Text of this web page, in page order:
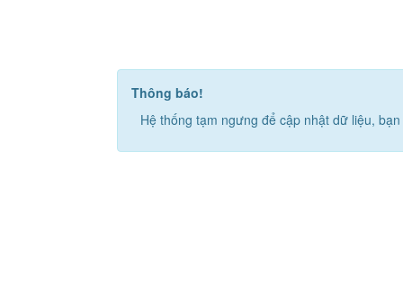
Thông báo!
Hệ thống tạm ngưng để cập nhật dữ liệu,